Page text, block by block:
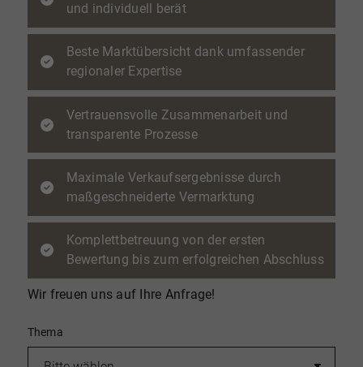
und individuell berät
Beste Marktübersicht dank umfassender
regionaler Expertise
Vertrauensvolle Zusammenarbeit und
transparente Prozesse
Maximale Verkaufsergebnisse durch
maßgeschneiderte Vermarktung
Komplettbetreuung von der ersten
Bewertung bis zum erfolgreichen Abschluss
Wir freuen uns auf Ihre Anfrage!
Thema